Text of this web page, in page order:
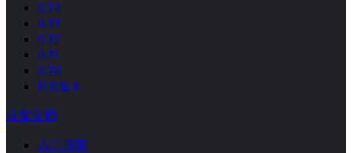
0.74
0.73
0.72
0.71
0.70
所有版本
开发文档
入门指南